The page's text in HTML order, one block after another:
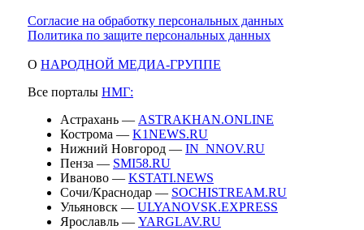
Согласие на обработку персональных данных
Политика по защите персональных данных
О НАРОДНОЙ МЕДИА-ГРУППЕ
Все порталы НМГ:
Астрахань — ASTRAKHAN.ONLINE
Кострома — K1NEWS.RU
Нижний Новгород — IN_NNOV.RU
Пенза — SMI58.RU
Иваново — KSTATI.NEWS
Сочи/Краснодар — SOCHISTREAM.RU
Ульяновск — ULYANOVSK.EXPRESS
Ярославль — YARGLAV.RU